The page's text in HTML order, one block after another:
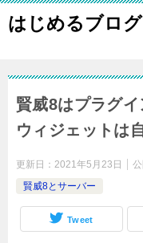
はじめるブログ
賢威8はプラグイ
ウィジェットは
更新日： 2021年5月23日 公
賢威8とサーバー
Tweet